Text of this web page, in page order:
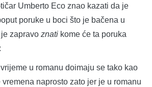
Umberto Eco znao kazati da je
poruke u boci što je bačena u
zapravo znati kome će ta poruka
u romanu doimaju se tako kao
naprosto zato jer je u romanu